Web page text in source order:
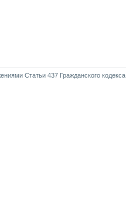
Статьи 437 Гражданского кодекса